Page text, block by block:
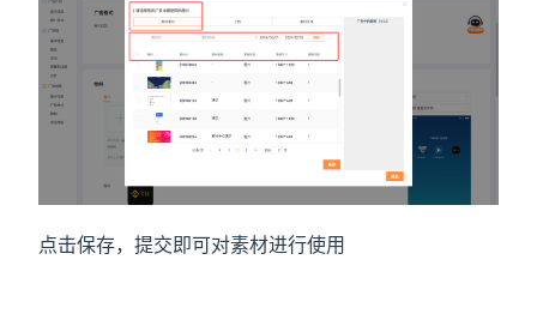
点击保存，提交即可对素材进行使用